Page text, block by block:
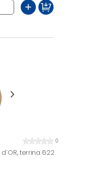
+
0
terrina 622